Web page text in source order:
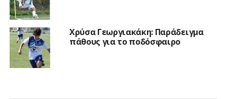
Χρύσα Γεωργιακάκη: Παράδειγμα
πάθους για το ποδόσφαιρο